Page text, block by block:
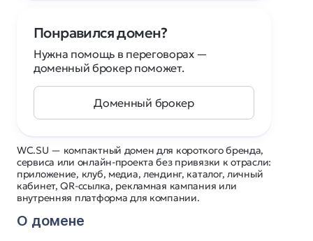
WC.SU — компактный домен для короткого бренда,
сервиса или онлайн-проекта без привязки к отрасли:
приложение, клуб, медиа, лендинг, каталог, личный
кабинет, QR-ссылка, рекламная кампания или
внутренняя платформа для компании.
О домене
Понравился домен?
Нужна помощь в переговорах —
доменный брокер поможет.
Доменный брокер